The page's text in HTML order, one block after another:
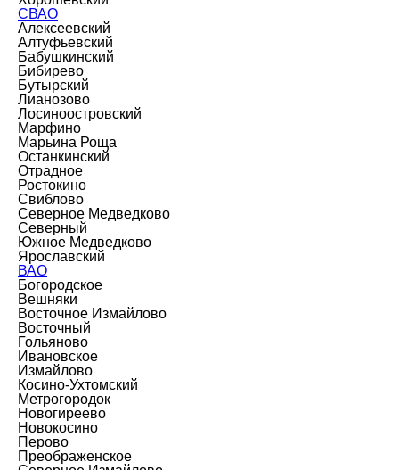
СВАО
Алексеевский
Алтуфьевский
Бабушкинский
Бибирево
Бутырский
Лианозово
Лосиноостровский
Марфино
Марьина Роща
Останкинский
Отрадное
Ростокино
Свиблово
Северное Медведково
Северный
Южное Медведково
Ярославский
ВАО
Богородское
Вешняки
Восточное Измайлово
Восточный
Гольяново
Ивановское
Измайлово
Косино-Ухтомский
Метрогородок
Новогиреево
Новокосино
Перово
Преображенское